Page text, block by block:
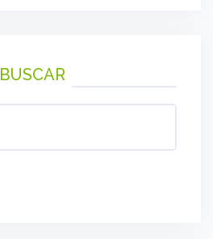
BUSCAR